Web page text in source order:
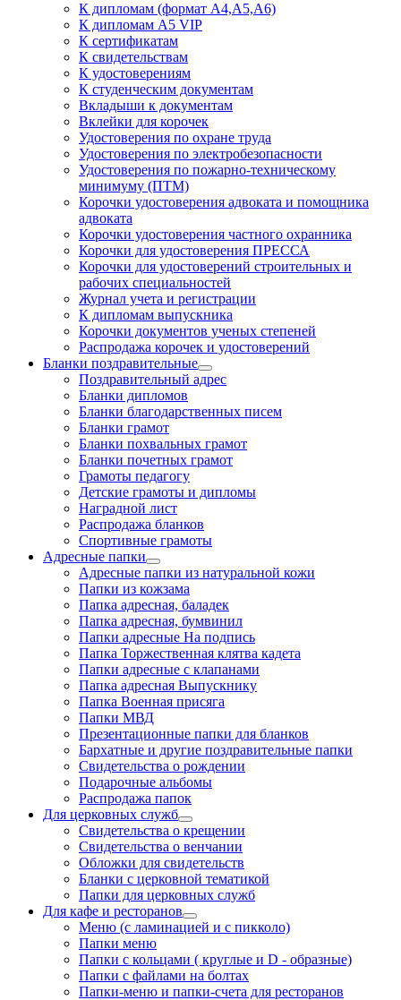
К дипломам (формат А4,А5,А6)
К дипломам А5 VIP
К сертификатам
К свидетельствам
К удостоверениям
К студенческим документам
Вкладыши к документам
Вклейки для корочек
Удостоверения по охране труда
Удостоверения по электробезопасности
Удостоверения по пожарно-техническому
минимуму (ПТМ)
Корочки удостоверения адвоката и помощника
адвоката
Корочки удостоверения частного охранника
Корочки для удостоверения ПРЕССА
Корочки для удостоверений строительных и
рабочих специальностей
Журнал учета и регистрации
К дипломам выпускника
Корочки документов ученых степеней
Распродажа корочек и удостоверений
Бланки поздравительные
Поздравительный адрес
Бланки дипломов
Бланки благодарственных писем
Бланки грамот
Бланки похвальных грамот
Бланки почетных грамот
Грамоты педагогу
Детские грамоты и дипломы
Наградной лист
Распродажа бланков
Спортивные грамоты
Адресные папки
Адресные папки из натуральной кожи
Папки из кожзама
Папка адресная, баладек
Папка адресная, бумвинил
Папки адресные На подпись
Папка Торжественная клятва кадета
Папки адресные с клапанами
Папка адресная Выпускнику
Папка Военная присяга
Папки МВД
Презентационные папки для бланков
Бархатные и другие поздравительные папки
Свидетельства о рождении
Подарочные альбомы
Распродажа папок
Для церковных служб
Свидетельства о крещении
Свидетельства о венчании
Обложки для свидетельств
Бланки с церковной тематикой
Папки для церковных служб
Для кафе и ресторанов
Меню (с ламинацией и с пикколо)
Папки меню
Папки с кольцами ( круглые и D - образные)
Папки с файлами на болтах
Папки-меню и папки-счета для ресторанов